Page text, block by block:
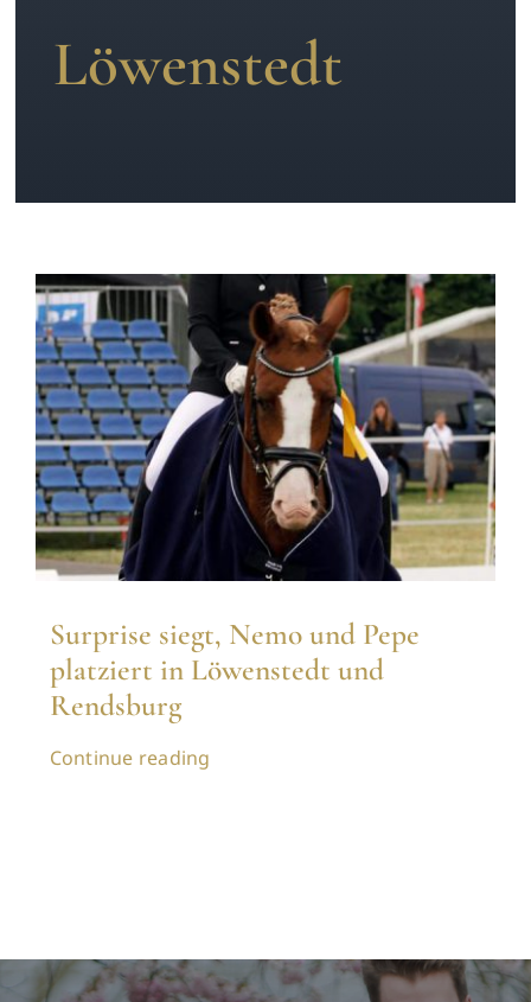
NewsLöwenstedt
Surprise siegt, Nemo und Pepe
platziert in Löwenstedt und
Rendsburg
Continue reading